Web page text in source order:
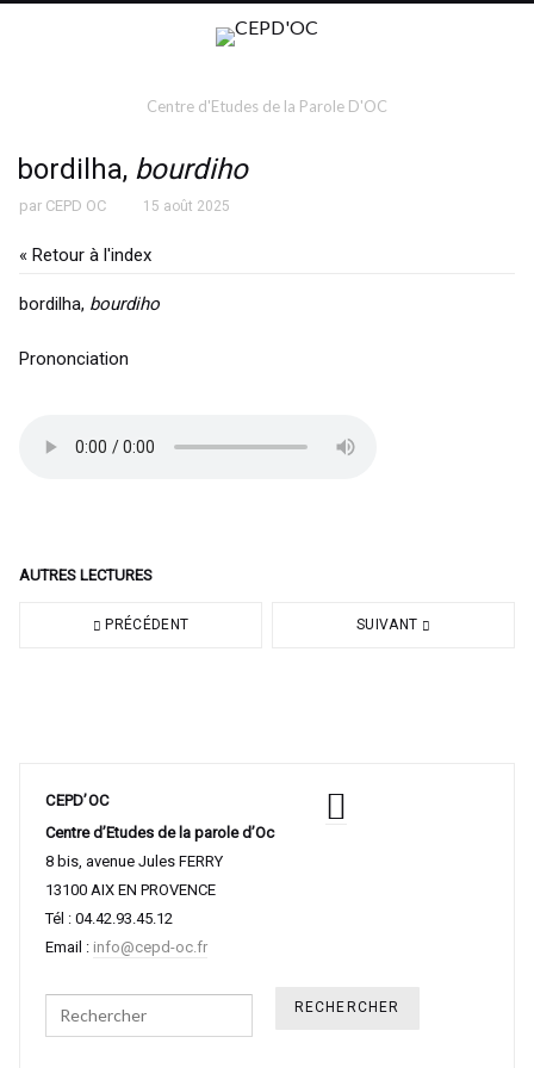
Centre d'Etudes de la Parole D'OC
bordilha, bourdiho
par CEPD OC 15 août 2025
« Retour à l'index
bordilha, bourdiho
Prononciation
AUTRES LECTURES
PRÉCÉDENT SUIVANT
CEPD’OC
Centre d’Etudes de la parole d’Oc
8 bis, avenue Jules FERRY
13100 AIX EN PROVENCE
Tél : 04.42.93.45.12
Email : info@cepd-oc.fr
Search